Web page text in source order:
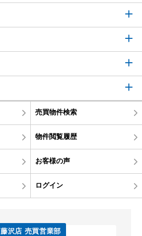
売買物件検索
物件閲覧履歴
お客様の声
ログイン
藤沢店 売買営業部